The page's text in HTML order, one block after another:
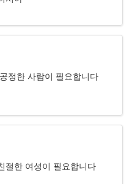
정한 사람이 필요합니다
절한 여성이 필요합니다